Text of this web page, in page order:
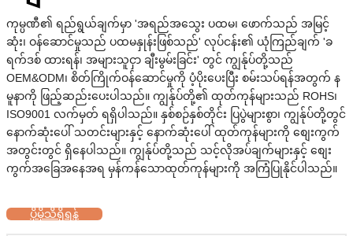
ကုမ္ပဏီ၏ ရည်ရွယ်ချက်မှာ 'အရည်အသွေး ပထမ၊ ဖောက်သည် အမြင့်
ဆုံး၊ ဝန်ဆောင်မှုသည် ပထမနှုန်းဖြစ်သည်' လုပ်ငန်း၏ ယုံကြည်ချက် 'ခ
ရက်ဒစ် ထားရန်၊ အများသူငှာ ချီးမွမ်းခြင်း' တွင် ကျွန်ုပ်တို့သည်
OEM&ODM၊ စိတ်ကြိုက်ဝန်ဆောင်မှုကို ပံ့ပိုးပေးပြီး စမ်းသပ်ရန်အတွက် န
မူနာကို ဖြည့်ဆည်းပေးပါသည်။ ကျွန်ုပ်တို့၏ ထုတ်ကုန်များသည် ROHS၊
ISO9001 လက်မှတ် ရရှိပါသည်။ နှစ်စဉ်နှစ်တိုင်း ပြပွဲများစွာ၊ ကျွန်ုပ်တို့တွင်
နောက်ဆုံးပေါ် သတင်းများနှင့် နောက်ဆုံးပေါ် ထုတ်ကုန်များကို စျေးကွက်
အတွင်းတွင် ရှိနေပါသည်။ ကျွန်ုပ်တို့သည် သင့်လိုအပ်ချက်များနှင့် စျေး
ကွက်အခြေအနေအရ မှန်ကန်သောထုတ်ကုန်များကို အကြံပြုနိုင်ပါသည်။
ပိုမိုသိရှိရန်